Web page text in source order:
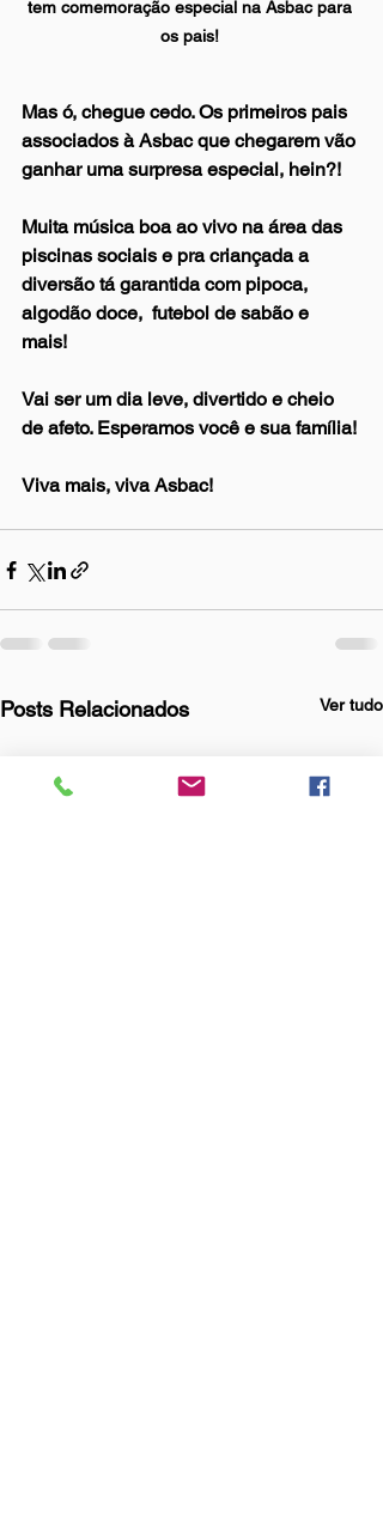
tem comemoração especial na Asbac para
os pais!
Mas ó, chegue cedo. Os primeiros pais
associados à Asbac que chegarem vão
ganhar uma surpresa especial, hein?!
Muita música boa ao vivo na área das
piscinas sociais e pra criançada a
diversão tá garantida com pipoca,
algodão doce,  futebol de sabão e
mais!
Vai ser um dia leve, divertido e cheio
de afeto. Esperamos você e sua família!
Viva mais, viva Asbac!
Posts Relacionados Ver tudo